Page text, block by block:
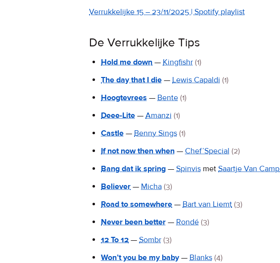
Verrukkelijke 15 – 23/11/2025 | Spotify playlist
De Verrukkelijke Tips
Hold me down — Kingfishr (1)
The day that I die — Lewis Capaldi (1)
Hoogtevrees — Bente (1)
Deee-Lite — Amanzi (1)
Castle — Benny Sings (1)
If not now then when — Chef’Special (2)
Bang dat ik spring — Spinvis met Saartje Van Camp
Believer — Micha (3)
Road to somewhere — Bart van Liemt (3)
Never been better — Rondé (3)
12 To 12 — Sombr (3)
Won’t you be my baby— Blanks (4)